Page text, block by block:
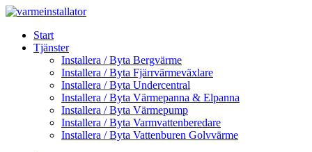
Skip
contentStart
Tjänster
Installera / Byta Bergvärme
Installera / Byta Fjärrvärmeväxlare
Installera / Byta Undercentral
Installera / Byta Värmepanna & Elpanna
Installera / Byta Värmepump
Installera / Byta Varmvattenberedare
Installera / Byta Vattenburen Golvvärme